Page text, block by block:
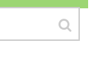
に依頼しま